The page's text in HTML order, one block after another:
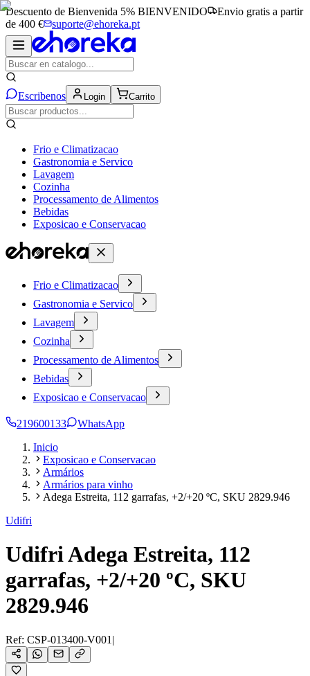
Descuento de Bienvenida 5% BIENVENIDO
Envio gratis a partir
de 400 €
suporte@ehoreka.pt
Escribenos Login Carrito
Frio e Climatizacao
Gastronomia e Servico
Lavagem
Cozinha
Processamento de Alimentos
Bebidas
Exposicao e Conservacao
Frio e Climatizacao
Gastronomia e Servico
Lavagem
Cozinha
Processamento de Alimentos
Bebidas
Exposicao e Conservacao
219600133
WhatsApp
Inicio
Exposicao e Conservacao
Armários
Armários para vinho
Adega Estreita, 112 garrafas, +2/+20 ºC, SKU 2829.946
Udifri
Udifri Adega Estreita, 112
garrafas, +2/+20 ºC, SKU
2829.946
Ref: CSP-013400-V001 |